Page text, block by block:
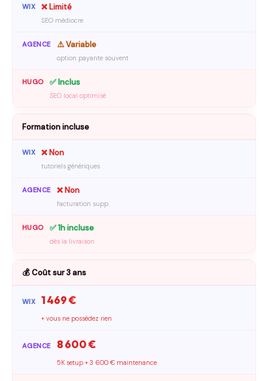
❌ Limité
SEO médiocre
⚠️ Variable
option payante souvent
✅ Inclus
SEO local optimisé
Formation incluse
❌ Non
tutoriels génériques
❌ Non
facturation supp.
✅ 1h incluse
dès la livraison
💰 Coût sur 3 ans
1 469€
+ vous ne possédez rien
8 600€
5K setup + 3 600 € maintenance